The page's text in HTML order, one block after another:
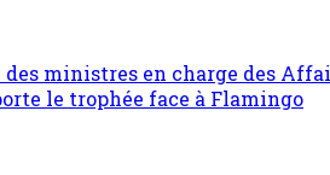
ministres en charge des
le trophée face à Flamingo